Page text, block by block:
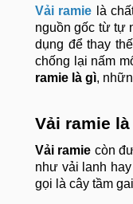
Vải ramie là
nguồn gốc từ tự
dụng để thay
chống lại nấm
ramie là gì,
Vải ramie
Vải ramie còn
như vải lanh
gọi là cây tầm